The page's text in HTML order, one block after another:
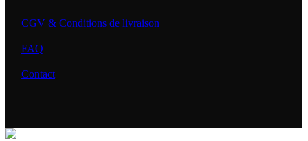
CGV & Conditions de livraison
FAQ
Contact